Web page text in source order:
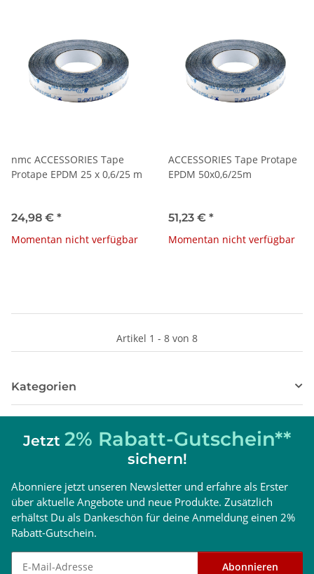
nmc ACCESSORIES Tape
Protape EPDM 25 x 0,6/25 m
24,98 € *
Momentan nicht verfügbar
ACCESSORIES Tape Protape
EPDM 50x0,6/25m
51,23 € *
Momentan nicht verfügbar
Artikel 1 - 8 von 8
Kategorien
Jetzt 2% Rabatt-Gutschein**
sichern!
Abonniere jetzt unseren Newsletter und erfahre als Erster
über aktuelle Angebote und neue Produkte. Zusätzlich
erhältst Du als Dankeschön für deine Anmeldung einen 2%
Rabatt-Gutschein.
Newsletter abonnieren Abonnieren